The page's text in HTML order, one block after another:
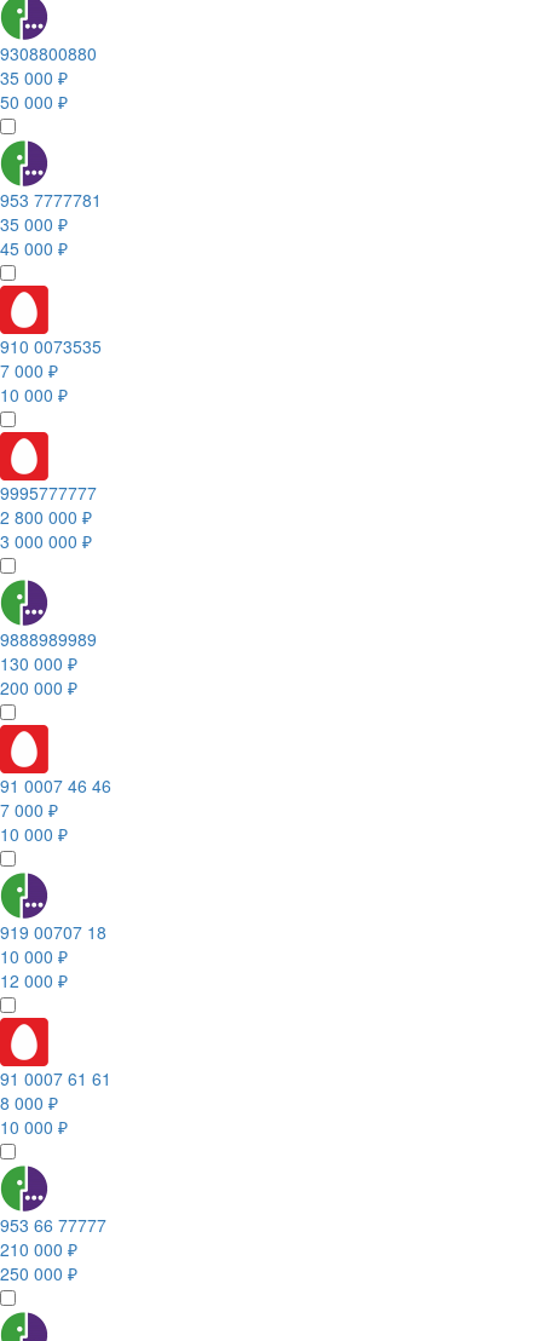
9308800880
35 000 ₽
50 000 ₽
953 7777781
35 000 ₽
45 000 ₽
910 0073535
7 000 ₽
10 000 ₽
9995777777
2 800 000 ₽
3 000 000 ₽
9888989989
130 000 ₽
200 000 ₽
91 0007 46 46
7 000 ₽
10 000 ₽
919 00707 18
10 000 ₽
12 000 ₽
91 0007 61 61
8 000 ₽
10 000 ₽
953 66 77777
210 000 ₽
250 000 ₽